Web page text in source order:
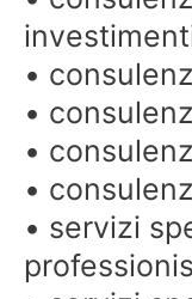
•
•
•
•
• servizi